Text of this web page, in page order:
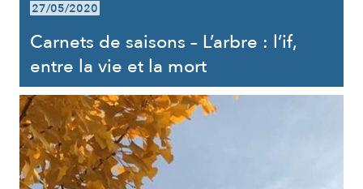
27/05/2020
Carnets de saisons – L’arbre : l’if,
entre la vie et la mort